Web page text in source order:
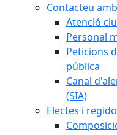
Contacteu
Atenció
Personal
Peticions
pública
Canal
(SIA)
Electes i